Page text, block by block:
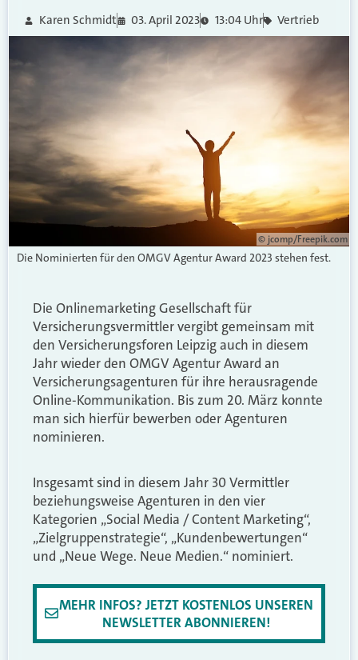
Karen Schmidt 03. April 2023 13:04 Uhr Vertrieb
© jcomp/Freepik.com
Die Nominierten für den OMGV Agentur Award 2023 stehen fest.
Die Onlinemarketing Gesellschaft für
Versicherungsvermittler vergibt gemeinsam mit
den Versicherungsforen Leipzig auch in diesem
Jahr wieder den OMGV Agentur Award an
Versicherungsagenturen für ihre herausragende
Online-Kommunikation. Bis zum 20. März konnte
man sich hierfür bewerben oder Agenturen
nominieren.
Insgesamt sind in diesem Jahr 30 Vermittler
beziehungsweise Agenturen in den vier
Kategorien „Social Media / Content Marketing“,
„Zielgruppenstrategie“, „Kundenbewertungen“
und „Neue Wege. Neue Medien.“ nominiert.
MEHR INFOS? JETZT KOSTENLOS UNSEREN
NEWSLETTER ABONNIEREN!